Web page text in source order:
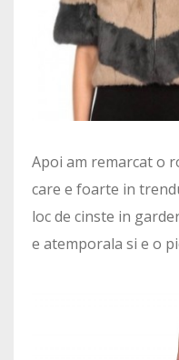
Apoi am remarcat o
care e foarte in
loc de cinste in
e atemporala si e o